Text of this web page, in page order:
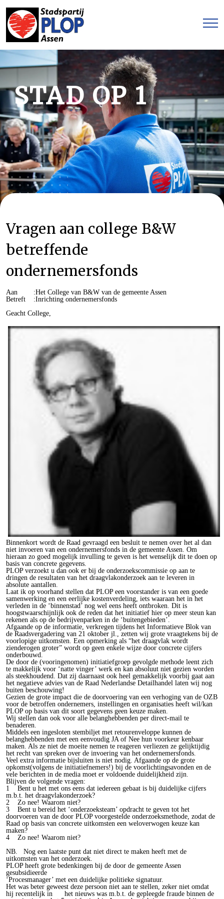
STAD OP 1
Vragen aan college B&W
betreffende
ondernemersfonds
Aan :Het College van B&W van de gemeente Assen
Betreft :Inrichting ondernemersfonds
Geacht College,
Binnenkort wordt de Raad gevraagd een besluit te nemen over het al dan
niet invoeren van een ondernemersfonds in de gemeente Assen. Om
hieraan zo goed mogelijk invulling te geven is het wenselijk dit te doen op
basis van concrete gegevens.
PLOP verzoekt u dan ook er bij de onderzoekscommissie op aan te
dringen de resultaten van het draagvlakonderzoek aan te leveren in
absolute aantallen.
Laat ik op voorhand stellen dat PLOP een voorstander is van een goede
samenwerking en een eerlijke kostenverdeling, iets waaraan het in het
verleden in de ‘binnenstad’ nog wel eens heeft ontbroken. Dit is
hoogstwaarschijnlijk ook de reden dat het initiatief hier op meer steun kan
rekenen als op de bedrijvenparken in de ‘buitengebieden’.
Afgaande op de informatie, verkregen tijdens het Informatieve Blok van
de Raadsvergadering van 21 oktober jl., zetten wij grote vraagtekens bij de
voorlopige uitkomsten. Een opmerking als “het draagvlak wordt
zienderogen groter” wordt op geen enkele wijze door concrete cijfers
onderbouwd.
De door de (vooringenomen) initiatiefgroep gevolgde methode leent zich
te makkelijk voor ‘natte vinger’ werk en kan absoluut niet gezien worden
als steekhoudend. Dat zij daarnaast ook heel gemakkelijk voorbij gaat aan
het negatieve advies van de Raad Nederlandse Detailhandel laten wij nog
buiten beschouwing!
Gezien de grote impact die de doorvoering van een verhoging van de OZB
voor de betroffen ondernemers, instellingen en organisaties heeft wil/kan
PLOP op basis van dit soort gegevens geen keuze maken.
Wij stellen dan ook voor alle belanghebbenden per direct-mail te
benaderen.
Middels een ingesloten stembiljet met retourenveloppe kunnen de
belanghebbenden met een eenvoudig JA of Nee hun voorkeur kenbaar
maken. Als ze niet de moeite nemen te reageren verliezen ze gelijktijdig
het recht van spreken over de invoering van het ondernemersfonds.
Veel extra informatie bijsluiten is niet nodig. Afgaande op de grote
opkomst(volgens de initiatiefnemers!) bij de voorlichtingsavonden en de
vele berichten in de media moet er voldoende duidelijkheid zijn.
Blijven de volgende vragen:
1 Bent u het met ons eens dat iedereen gebaat is bij duidelijke cijfers
m.b.t. het draagvlakonderzoek?
2 Zo nee! Waarom niet?
3 Bent u bereid het ‘onderzoeksteam’ opdracht te geven tot het
doorvoeren van de door PLOP voorgestelde onderzoeksmethode, zodat de
Raad op basis van concrete uitkomsten een weloverwogen keuze kan
maken?
4 Zo nee! Waarom niet?
NB. Nog een laatste punt dat niet direct te maken heeft met de
uitkomsten van het onderzoek.
PLOP heeft grote bedenkingen bij de door de gemeente Assen
gesubsidieerde
‘Procesmanager’ met een duidelijke politieke signatuur.
Het was beter geweest deze persoon niet aan te stellen, zeker niet omdat
hij recentelijk in het nieuws was m.b.t. de gepleegde fraude binnen de